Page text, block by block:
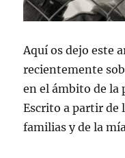
Aquí os dejo este
recientemente
en el ámbito de la
Escrito a partir de
familias y de la